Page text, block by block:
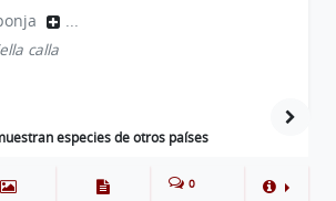
...
calla
especies de otros países
0